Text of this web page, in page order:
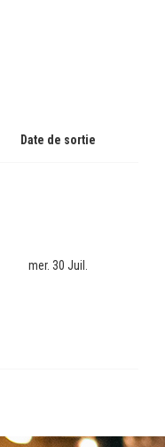
Date de sortie
mer. 30 Juil.